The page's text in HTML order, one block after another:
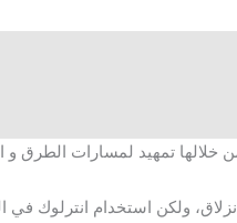
تمهيد لمسارات الطرق و
ولكن استخدام انترلوك في